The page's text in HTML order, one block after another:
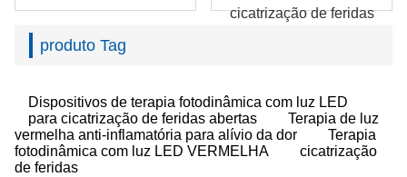
cicatrização de feridas
produto Tag
Dispositivos de terapia fotodinâmica com luz LED
para cicatrização de feridas abertas
Terapia de luz
vermelha anti-inflamatória para alívio da dor
Terapia
fotodinâmica com luz LED VERMELHA
cicatrização
de feridas